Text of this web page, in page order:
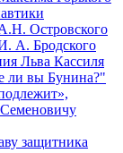
Островского
А. Бродского
Льва Кассиля
ли вы Бунина?"
защитника